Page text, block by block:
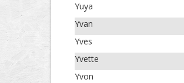
Yuya
Yvan
Yves
Yvette
Yvon